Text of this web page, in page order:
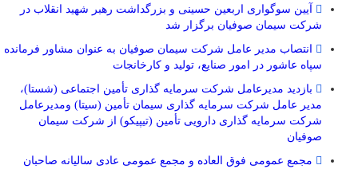
آیین سوگواری اربعین حسینی و بزرگداشت رهبر شهید انقلاب در
شرکت سیمان صوفیان برگزار شد
انتصاب مدیر عامل شرکت سیمان صوفیان به عنوان مشاور فرمانده
سپاه عاشور در امور صنایع، تولید و کارخانجات
بازدید مدیرعامل شرکت سرمایه گذاری تأمین اجتماعی (شستا)،
مدیر عامل شرکت سرمایه گذاری سیمان تأمین (سیتا) ومدیرعامل
شرکت سرمایه گذاری دارویی تأمین (تیپیکو) از شرکت سیمان
صوفیان
مجمع عمومی فوق العاده و مجمع عمومی عادی سالیانه صاحبان